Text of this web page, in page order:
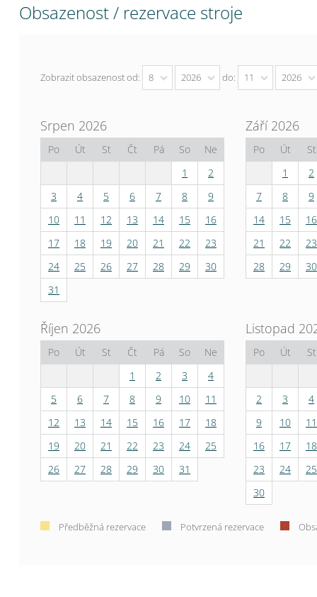
Obsazenost / rezervace stroje
Zobrazit obsazenost od: 8 2026 do: 11 2026
Srpen 2026
Po Út St Čt Pá So
Ne
1
2
3
4 5 6 7 8
9
10
11 12 13 14 15
16
17
18 19 20 21 22
23
24
25 26 27 28 29
30
31
Září 2026
Po Út
St
1
2
7
8
9
14
15
16
21
22
23
28
29 30
Říjen 2026
Po Út St Čt Pá So
Ne
1
2 3
4
5
6 7 8 9 10
11
12
13 14 15 16 17
18
19
20 21 22 23 24
25
26
27 28 29 30 31
Listopad
Po Út St
2 3
4
9
10
11
16
17
18
23
24
25
30
Předběžná rezervace Potvrzená rezervace